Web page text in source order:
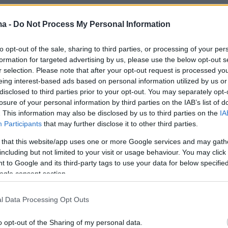
- Do Not Process My Personal Information
opt-out of the sale, sharing to third parties, or processing of your
for targeted advertising by us, please use the below opt-out
selection. Please note that after your opt-out request is processed
interest-based ads based on personal information utilized by us
to third parties prior to your opt-out. You may separately
of your personal information by third parties on the IAB’s list of
This information may also be disclosed by us to third parties on the
Participants that may further disclose it to other third parties.
that this website/app uses one or more Google services and may
but not limited to your visit or usage behaviour. You may
to Google and its third-party tags to use your data for below
consent section.
Data Processing Opt Outs
opt-out of the Sharing of my personal data.
χάος αναζητούν σήμερα Τουρκία, Ρωσία και
και τοΙράνθα επιχειρήσουν σήμερα να
για τη Συρία. Οι τρεις χώρες, οι οποίες
Ντόχα τους υπουργους Εξωτερικών τους,
στο πλαίσιο της διαδικασίας της
για να κάνει να σωπάσουν τα όπλα στη
να έχουν συνταχθεί με την ίδια πλευρά στο
Τεχεράνη έσπευσαν στο πλευρό του σύρου
τον βοήθησαν στρατιωτικά να συντρίψει την
ευμενώς τις προόδους που σημειώνουν